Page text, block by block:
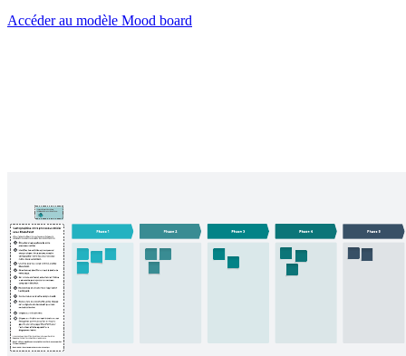
Accéder au modèle Mood board